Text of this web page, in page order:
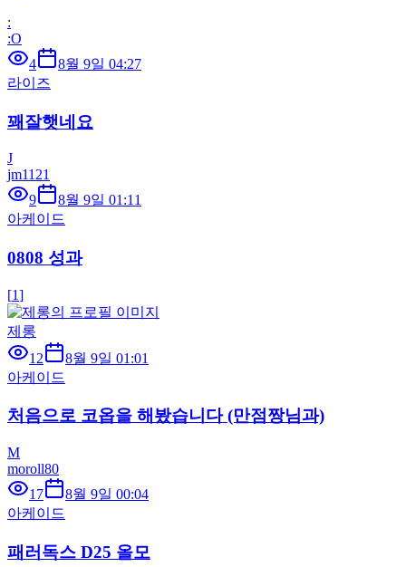
:
:O
4
8월 9일 04:27
라이즈
꽤잘햇네요
J
jm1121
9
8월 9일 01:11
아케이드
0808 성과
[1]
제롱
12
8월 9일 01:01
아케이드
처음으로 코옵을 해봤습니다 (만점짱님과)
M
moroll80
17
8월 9일 00:04
아케이드
패러독스 D25 올모